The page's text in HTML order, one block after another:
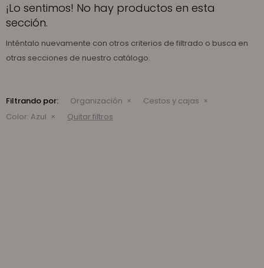
¡Lo sentimos! No hay productos en esta
sección.
Inténtalo nuevamente con otros criterios de filtrado o busca en
otras secciones de nuestro catálogo.
Filtrando por: Organización
Cestos y cajas
Color: Azul Quitar filtros